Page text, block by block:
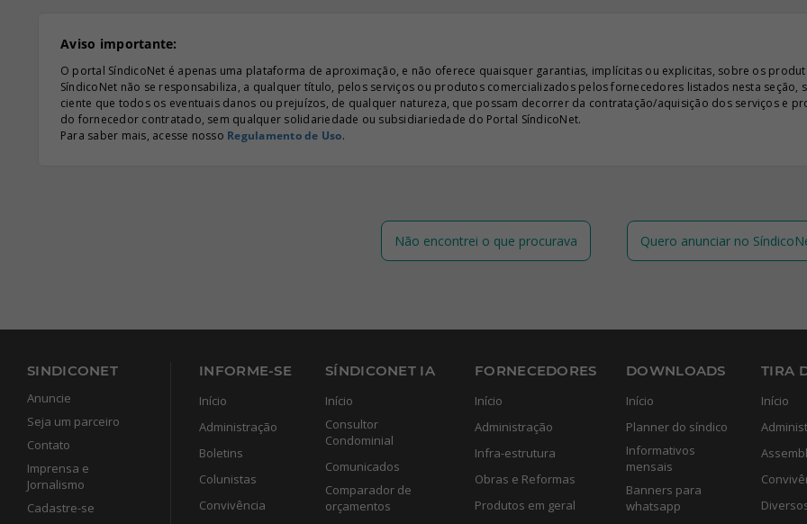
Aviso importante:
O portal SíndicoNet é apenas uma plataforma de aproximação, e não oferece quaisquer garantias, implícitas ou explicitas, sobre os
SíndicoNet não se responsabiliza, a qualquer título, pelos serviços ou produtos comercializados pelos fornecedores listados nesta
ciente que todos os eventuais danos ou prejuízos, de qualquer natureza, que possam decorrer da contratação/aquisição dos serviços e
do fornecedor contratado, sem qualquer solidariedade ou subsidiariedade do Portal SíndicoNet.
Para saber mais, acesse nosso Regulamento de Uso.
Não encontrei o que procurava Quero anunciar no
SINDICONET
Anuncie
Seja um parceiro
Contato
Imprensa e
Jornalismo
Cadastre-se
INFORME-SE
Início
Administração
Boletins
Colunistas
Convivência
SÍNDICONET IA
Início
Consultor
Condominial
Comunicados
Comparador de
orçamentos
FORNECEDORES
Início
Administração
Infra-estrutura
Obras e Reformas
Produtos em geral
DOWNLOADS
Início
Planner do síndico
Informativos
mensais
Banners para
whatsapp
TIRA
Início